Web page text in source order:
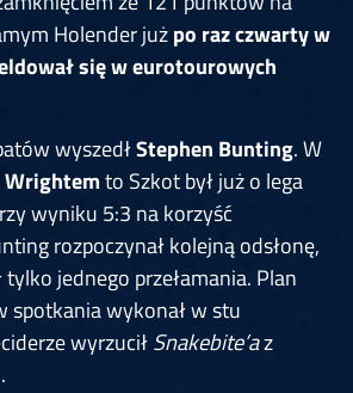
Holender jużpo raz czwarty w
się w eurotourowych
wyszedłStephen Bunting. W
Wrightemto Szkot był już o lega
wyniku 5:3 na korzyść
rozpoczynał kolejną odsłonę,
jednego przełamania. Plan
spotkania wykonał w stu
wyrzuciłSnakebite’az